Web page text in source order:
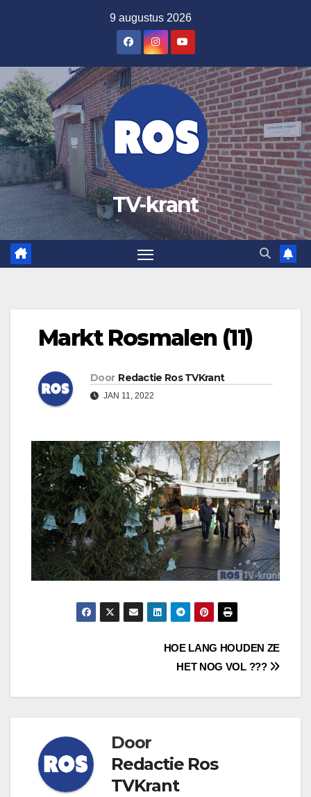
inhoud
9 augustus 2026
TV-krant
Markt Rosmalen (11)
Door Redactie Ros TVKrant
JAN 11, 2022
HOE LANG HOUDEN ZE
HET NOG VOL ???
Door
Redactie Ros
TVKrant